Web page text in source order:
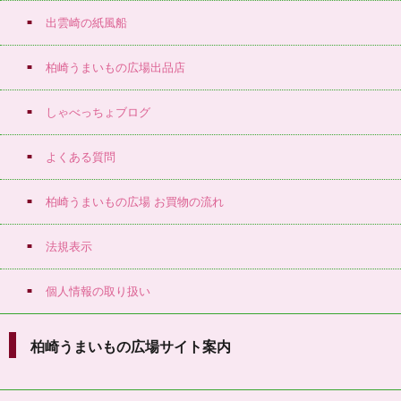
出雲崎の紙風船
柏崎うまいもの広場出品店
しゃべっちょブログ
よくある質問
柏崎うまいもの広場 お買物の流れ
法規表示
個人情報の取り扱い
柏崎うまいもの広場サイト案内